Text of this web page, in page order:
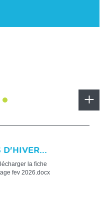
savoir
savoir
D'HIVER...
la fiche
fev 2026.docx